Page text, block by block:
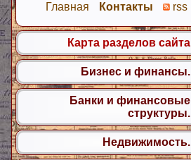
Главная Контакты rss
Карта разделов сайта
Бизнес и финансы.
Банки и финансовые
структуры.
Недвижимость.